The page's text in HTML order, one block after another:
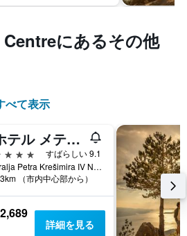
にあるその他
べて表示
ホテル メテオール
星
すばらしい 9.1
Kralja Petra Krešimira IV No.19, マカルスカ, クロアチア
（市内中心部から）
詳細を見る